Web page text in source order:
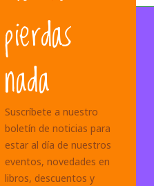
pierdas
nada
Suscríbete a nuestro
boletín de noticias para
estar al día de nuestros
eventos, novedades en
libros, descuentos y